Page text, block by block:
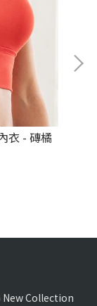
衣 - 磚橘
New Collection